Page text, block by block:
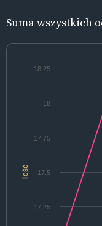
Suma wszystkich
Ilość
17.25
17.5
17.75
18
18.25